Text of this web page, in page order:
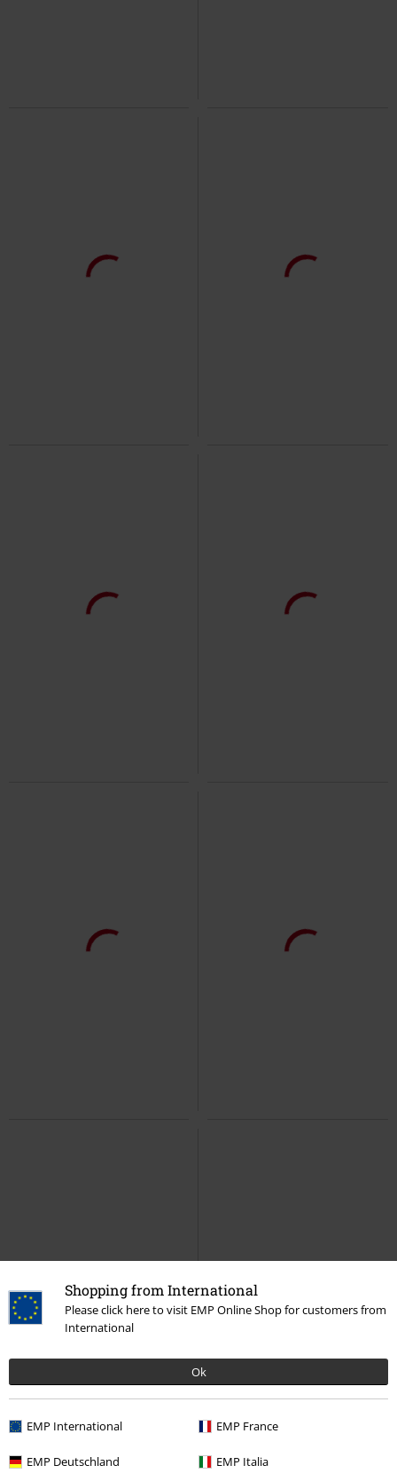
Shopping from International
Please click here to visit EMP Online Shop for customers from
International
Ok
EMP International EMP France
EMP Deutschland EMP Italia